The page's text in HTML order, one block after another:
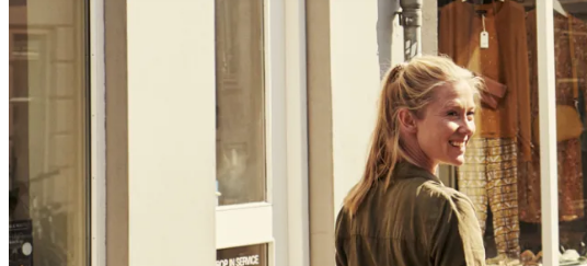
Djursland
Randers
Silkeborg
Viborg
Favrskov